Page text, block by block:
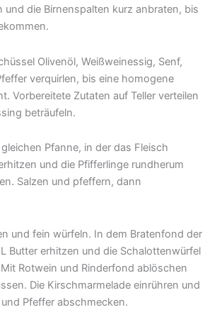
und die Birnenspalten kurz anbraten, bis
Olivenöl, Weißweinessig, Senf,
verquirlen, bis eine homogene
Vorbereitete Zutaten auf Teller verteilen
beträufeln.
Pfanne, in der das Fleisch
und die Pfifferlinge rundherum
Salzen und pfeffern, dann
und fein würfeln. In dem Bratenfond der
Butter erhitzen und die Schalottenwürfel
Rotwein und Rinderfond ablöschen
Die Kirschmarmelade einrühren und
Pfeffer abschmecken.